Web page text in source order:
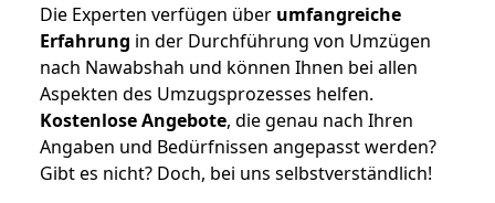
Die Experten verfügen über umfangreiche
Erfahrung in der Durchführung von Umzügen
nach Nawabshah und können Ihnen bei allen
Aspekten des Umzugsprozesses helfen.
Kostenlose Angebote, die genau nach Ihren
Angaben und Bedürfnissen angepasst werden?
Gibt es nicht? Doch, bei uns selbstverständlich!